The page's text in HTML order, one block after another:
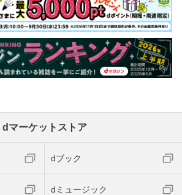
dマーケットストア
dブック
dミュージック